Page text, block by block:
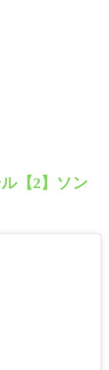
【2】ソン